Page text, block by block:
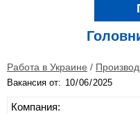
Работа в Украине /
Вакансия от:
Компания: